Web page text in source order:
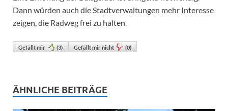
Dann würden auch die Stadtverwaltungen mehr Interesse
zeigen, die Radweg frei zu halten.
Gefällt mir (3) Gefällt mir nicht (0)
ÄHNLICHE BEITRÄGE